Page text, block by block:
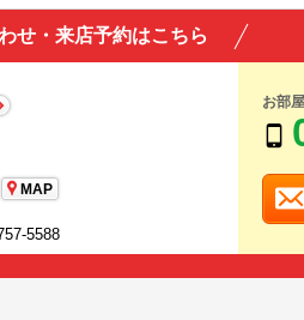
せ・来店予約はこちら
MAP
5588
お部